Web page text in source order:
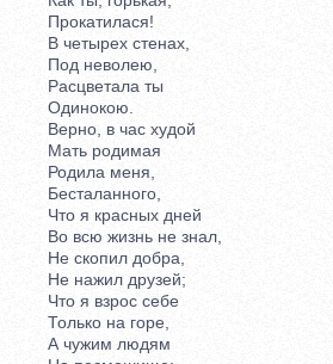
Прокатилася!
В четырех стенах,
Под неволею,
Расцветала ты
Одинокою.
Верно, в час худой
Мать родимая
Родила меня,
Бесталанного,
Что я красных дней
Во всю жизнь не знал,
Не скопил добра,
Не нажил друзей;
Что я взрос себе
Только на горе,
А чужим людям